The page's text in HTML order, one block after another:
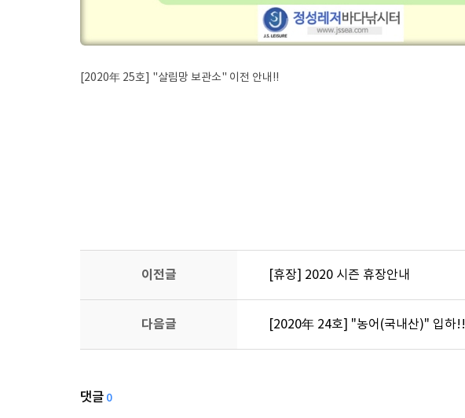
[2020年 25호] "살림망 보관소" 이전 안내!!
이전글 [휴장] 2020 시즌 휴장안내
다음글 [2020年 24호] "농어(국내산)" 입하!!
댓글 0